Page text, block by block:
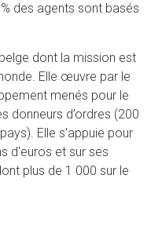
des agents sont basés
dont la mission est
Elle œuvre par le
menés pour le
donneurs d’ordres (200
Elle s’appuie pour
d'euros et sur ses
plus de 1 000 sur le